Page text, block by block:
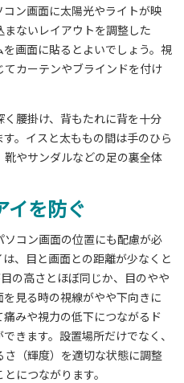
ン画面に太陽光やライトが映
ないレイアウトを調整した
画面に貼るとよいでしょう。視
カーテンやブラインドを付け
腰掛け、背もたれに背を十分
。イスと太ももの間は手のひら
やサンダルなどの足の裏全体
イを防ぐ
コン画面の位置にも配慮が必
、目と画面との距離が少なくと
の高さとほぼ同じか、目のやや
見る時の視線がやや下向きに
みや視力の低下につながるド
きます。設置場所だけでなく、
（輝度）を適切な状態に調整
につながります。